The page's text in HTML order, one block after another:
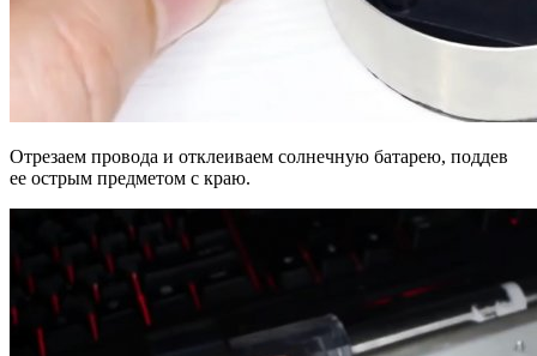
Отрезаем провода и отклеиваем солнечную батарею, поддев
ее острым предметом с краю.